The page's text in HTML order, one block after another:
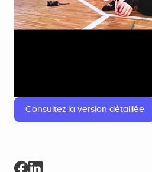
Consultez la version détaillée